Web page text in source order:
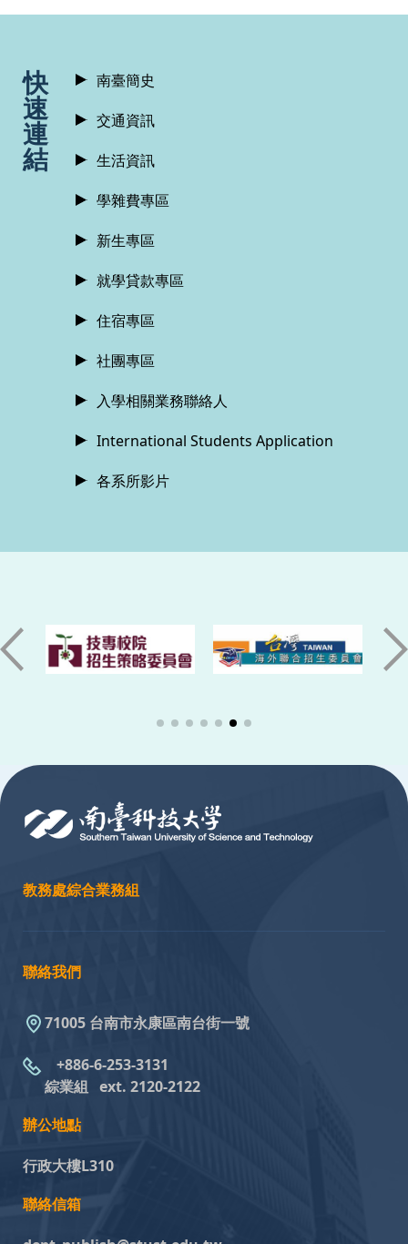
快
速
連
結
南臺簡史
交通資訊
生活資訊
學雜費專區
新生專區
就學貸款專區
住宿專區
社團專區
入學相關業務聯絡人
International Students Application
各系所影片
教務處綜合業務組
聯絡我們
71005 台南市永康區南台街一號
+886-6-253-3131
綜業組 ext. 2120-2122
辦公地點
行政大樓L310
聯絡信箱